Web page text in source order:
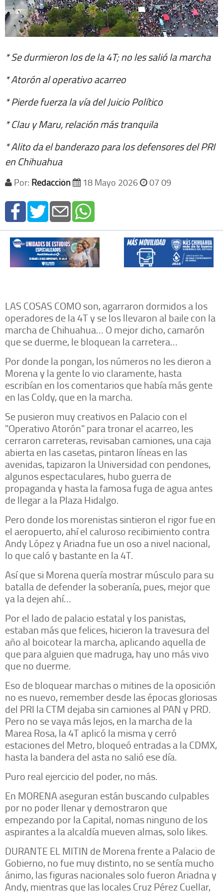
* Se durmieron los de la 4T; no les salió la marcha
* Atorón al operativo acarreo
* Pierde fuerza la vía del Juicio Político
* Clau y Maru, relación más tranquila
* Alito da el banderazo para los defensores del PRI
en Chihuahua
Por: Redacción 18 Mayo 2026 07 09
LAS COSAS COMO son, agarraron dormidos a los
operadores de la 4T y se los llevaron al baile con la
marcha de Chihuahua… O mejor dicho, camarón
que se duerme, le bloquean la carretera…
Por donde la pongan, los números no les dieron a
Morena y la gente lo vio claramente, hasta
escribían en los comentarios que había más gente
en las Coldy, que en la marcha.
Se pusieron muy creativos en Palacio con el
"Operativo Atorón" para tronar el acarreo, les
cerraron carreteras, revisaban camiones, una caja
abierta en las casetas, pintaron líneas en las
avenidas, tapizaron la Universidad con pendones,
algunos espectaculares, hubo guerra de
propaganda y hasta la famosa fuga de agua antes
de llegar a la Plaza Hidalgo.
Pero donde los morenistas sintieron el rigor fue en
el aeropuerto, ahí el caluroso recibimiento contra
Andy López y Ariadna fue un oso a nivel nacional,
lo que caló y bastante en la 4T.
Así que si Morena quería mostrar músculo para su
batalla de defender la soberanía, pues, mejor que
ya la dejen ahí…
Por el lado de palacio estatal y los panistas,
estaban más que felices, hicieron la travesura del
año al boicotear la marcha, aplicando aquella de
que para alguien que madruga, hay uno más vivo
que no duerme.
Eso de bloquear marchas o mitines de la oposición
no es nuevo, remember desde las épocas gloriosas
del PRI la CTM dejaba sin camiones al PAN y PRD.
Pero no se vaya más lejos, en la marcha de la
Marea Rosa, la 4T aplicó la misma y cerró
estaciones del Metro, bloqueó entradas a la CDMX,
hasta la bandera del asta no salió ese día.
Puro real ejercicio del poder, no más.
En MORENA aseguran están buscando culpables
por no poder llenar y demostraron que
empezando por la Capital, nomas ninguno de los
aspirantes a la alcaldía mueven almas, solo likes.
DURANTE EL MITIN de Morena frente a Palacio de
Gobierno, no fue muy distinto, no se sentía mucho
ánimo, las figuras nacionales solo fueron Ariadna y
Andy, mientras que las locales Cruz Pérez Cuellar,